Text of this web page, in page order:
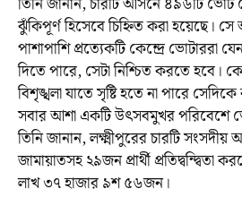
ঝুঁকিপূর্ণ হিসেবে চিহ্নিত করা হয়েছে।
পাশাপাশি প্রত্যেকটি কেন্দ্রে ভোটাররা
দিতে পারে, সেটা নিশ্চিত করতে হবে।
বিশৃঙ্খলা যাতে সৃষ্টি হতে না পারে
সবার আশা একটি উৎসবমুখর পরিবেশে
তিনি জানান, লক্ষ্মীপুরের চারটি
জামায়াতসহ ২৯জন প্রার্থী প্রতিদ্বন্দ্বিতা
লাখ ৩৭ হাজার ৯শ ৫৬জন।